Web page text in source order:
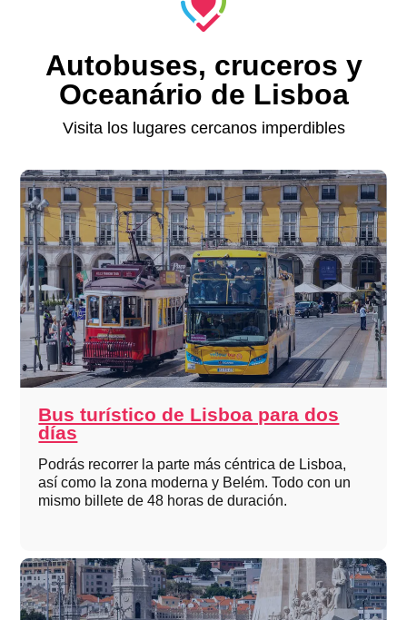
Autobuses, cruceros y
Oceanário de Lisboa
Visita los lugares cercanos imperdibles
Bus turístico de Lisboa para dos
días
Podrás recorrer la parte más céntrica de Lisboa,
así como la zona moderna y Belém. Todo con un
mismo billete de 48 horas de duración.